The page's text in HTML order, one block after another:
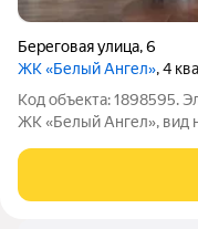
Береговая улица,6
ЖК «Белый Ангел», 4
Код объекта: 1898595.
ЖК «Белый Ангел», вид
набережной. ПЛАНИРОВКА: Просторная кухня-
Грамотно разделённые